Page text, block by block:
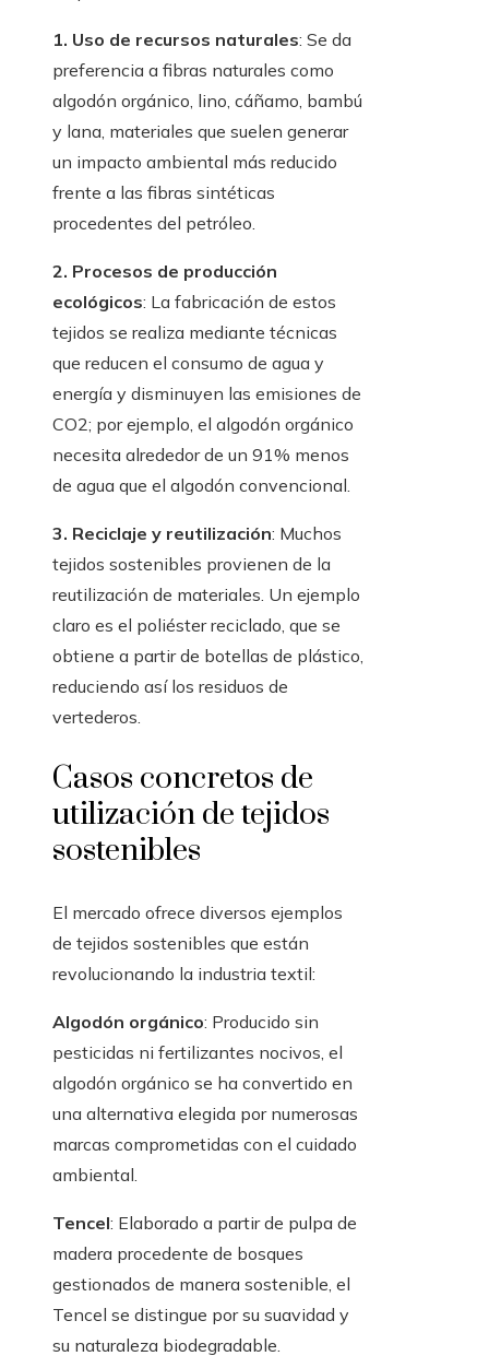
1. Uso de recursos naturales: Se da
preferencia a fibras naturales como
algodón orgánico, lino, cáñamo, bambú
y lana, materiales que suelen generar
un impacto ambiental más reducido
frente a las fibras sintéticas
procedentes del petróleo.
2. Procesos de producción
ecológicos: La fabricación de estos
tejidos se realiza mediante técnicas
que reducen el consumo de agua y
energía y disminuyen las emisiones de
CO2; por ejemplo, el algodón orgánico
necesita alrededor de un 91% menos
de agua que el algodón convencional.
3. Reciclaje y reutilización: Muchos
tejidos sostenibles provienen de la
reutilización de materiales. Un ejemplo
claro es el poliéster reciclado, que se
obtiene a partir de botellas de plástico,
reduciendo así los residuos de
vertederos.
Casos concretos de
utilización de tejidos
sostenibles
El mercado ofrece diversos ejemplos
de tejidos sostenibles que están
revolucionando la industria textil:
Algodón orgánico: Producido sin
pesticidas ni fertilizantes nocivos, el
algodón orgánico se ha convertido en
una alternativa elegida por numerosas
marcas comprometidas con el cuidado
ambiental.
Tencel: Elaborado a partir de pulpa de
madera procedente de bosques
gestionados de manera sostenible, el
Tencel se distingue por su suavidad y
su naturaleza biodegradable.